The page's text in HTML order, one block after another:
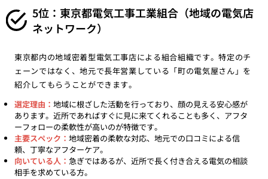
5位：東京都電気工事工業組合（地域の電気店
ネットワーク）
東京都内の地域密着型電気工事店による組合組織です。特定のチ
ェーンではなく、地元で長年営業している「町の電気屋さん」を
紹介してもらうことができます。
選定理由： 地域に根ざした活動を行っており、顔の見える安心感が
あります。近所であればすぐに見に来てくれることも多く、アフタ
ーフォローの柔軟性が高いのが特徴です。
主要スペック： 地域密着の柔軟な対応、地元での口コミによる信
頼、丁寧なアフターケア。
向いている人： 急ぎではあるが、近所で長く付き合える電気の相談
相手を求めている方。